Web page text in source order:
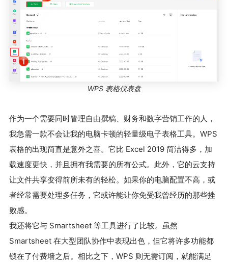
WPS 表格仪表盘
作为一个需要同时管理自由撰稿、财务和数字营销工作的人，
我急需一款不会让我的电脑卡顿的轻量级电子表格工具。WPS
表格的出现简直是意外之喜。它比 Excel 2019 简洁得多，加
载速度更快，并且拥有我需要的所有公式。此外，它的云支持
让文件共享变得前所未有的轻松。如果你的电脑配置不高，或
者经常需要处理多任务，它或许能让你免受我曾经历的那些挫
败感。
我还将它与 Smartsheet 等工具进行了比较。虽然
Smartsheet 在大型团队协作中表现出色，但它将许多功能都
锁在了付费墙之后。相比之下，WPS 则无需订阅，就能满足